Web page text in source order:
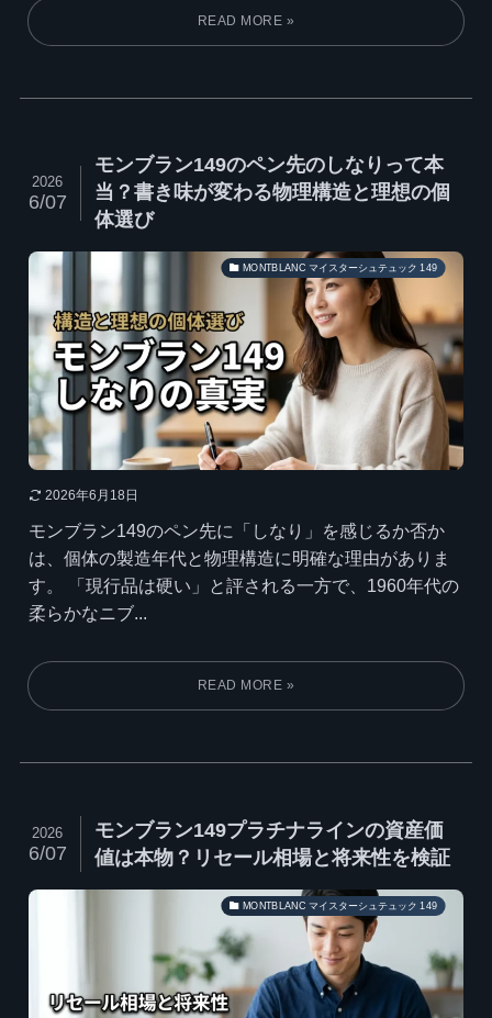
モンブラン149のペン先のしなりって本
当？書き味が変わる物理構造と理想の個
体選び
2026
6/07
MONTBLANC マイスターシュテュック 149
2026年6月18日
モンブラン149のペン先に「しなり」を感じるか否か
は、個体の製造年代と物理構造に明確な理由がありま
す。 「現行品は硬い」と評される一方で、1960年代の
柔らかなニブ...
モンブラン149プラチナラインの資産価
値は本物？リセール相場と将来性を検証
2026
6/07
MONTBLANC マイスターシュテュック 149